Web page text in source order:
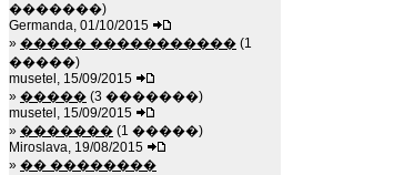
�������)
Germanda, 01/10/2015
» ����� ����������� (1
�����)
musetel, 15/09/2015
» ����� (3 �������)
musetel, 15/09/2015
» ������� (1 �����)
Miroslava, 19/08/2015
» �� ��������